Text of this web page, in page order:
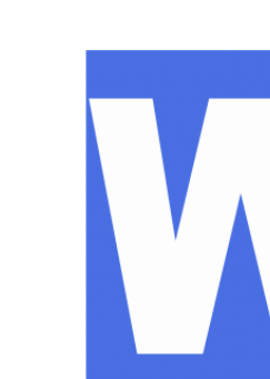
memiliki
beberapa
Pilihan
dapat
diambil
halaman